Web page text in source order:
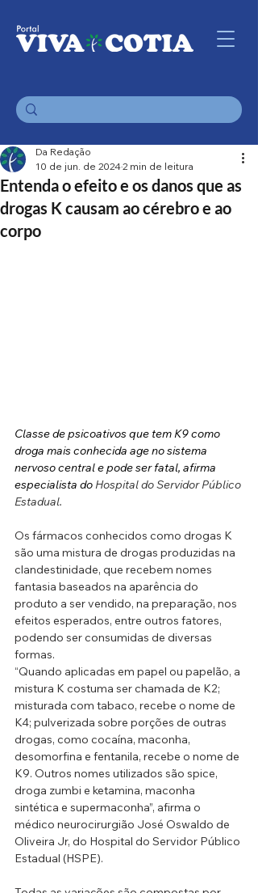
Entenda o efeito e os danos que as
drogas K causam ao cérebro e ao
corpo
Da Redação
10 de jun. de 20242 min de leitura
Classe de psicoativos que tem K9 como
droga mais conhecida age no sistema
nervoso central e pode ser fatal, afirma
especialista do Hospital do Servidor Público
Estadual.
Os fármacos conhecidos como drogas K
são uma mistura de drogas produzidas na
clandestinidade, que recebem nomes
fantasia baseados na aparência do
produto a ser vendido, na preparação, nos
efeitos esperados, entre outros fatores,
podendo ser consumidas de diversas
formas.
“Quando aplicadas em papel ou papelão, a
mistura K costuma ser chamada de K2;
misturada com tabaco, recebe o nome de
K4; pulverizada sobre porções de outras
drogas, como cocaína, maconha,
desomorfina e fentanila, recebe o nome de
K9. Outros nomes utilizados são spice,
droga zumbi e ketamina, maconha
sintética e supermaconha”, afirma o
médico neurocirurgião José Oswaldo de
Oliveira Jr, do Hospital do Servidor Público
Estadual (HSPE).